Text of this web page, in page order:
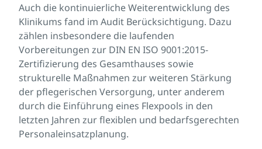
Auch die kontinuierliche Weiterentwicklung des
Klinikums fand im Audit Berücksichtigung. Dazu
zählen insbesondere die laufenden
Vorbereitungen zur DIN EN ISO 9001:2015-
Zertifizierung des Gesamthauses sowie
strukturelle Maßnahmen zur weiteren Stärkung
der pflegerischen Versorgung, unter anderem
durch die Einführung eines Flexpools in den
letzten Jahren zur flexiblen und bedarfsgerechten
Personaleinsatzplanung.